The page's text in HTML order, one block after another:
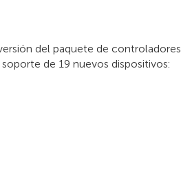
del paquete de
de 19 nuevos dispositivos: